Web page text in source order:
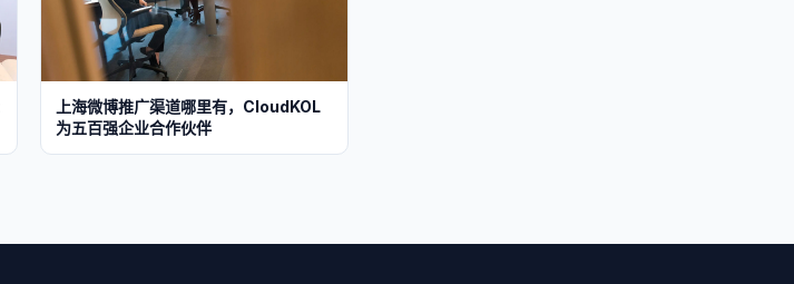
上海微博推广渠道哪里有，CloudKOL
为五百强企业合作伙伴